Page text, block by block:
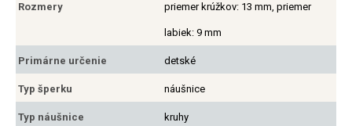
Rozmery priemer krúžkov: 13 mm, priemer
labiek: 9 mm
Primárne určenie detské
Typ šperku náušnice
Typ náušnice kruhy